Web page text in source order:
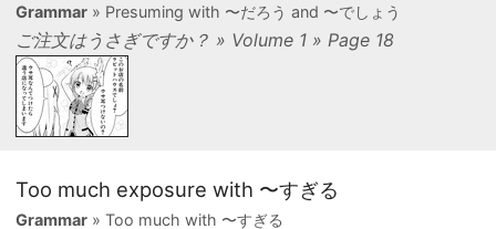
Grammar» Presuming with 〜だろう and 〜でしょう
ご注文はうさぎですか？ » Volume 1 » Page 18
Too much exposure with 〜すぎる
Grammar» Too much with 〜すぎる